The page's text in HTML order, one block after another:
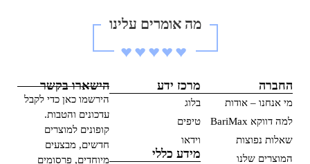
♥︎♥︎♥︎♥︎♥︎
מה אומרים עלינו
החברה
מי אנחנו – אודות
למה דווקא BariMax
שאלות נפוצות
המוצרים שלנו
מרכז ידע
בלוג
טיפים
וידאו
מידע כללי
הישארו בקשר
הירשמו כאן כדי לקבל
עדכונים והטבות.
קופונים למוצרים
חדשים, מבצעים
מיוחדים, פרסומים